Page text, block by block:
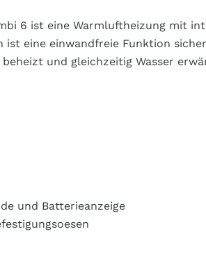
6 ist eine Warmluftheizung mit
eine einwandfreie Funktion
und gleichzeitig Wasser
und Batterieanzeige